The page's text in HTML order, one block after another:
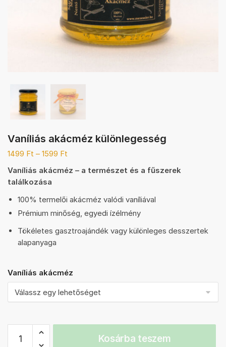
Vaníliás akácméz különlegesség
1499 Ft – 1599 Ft
Vaníliás akácméz – a természet és a fűszerek
találkozása
100% termelői akácméz valódi vaníliával
Prémium minőség, egyedi ízélmény
Tökéletes gasztroajándék vagy különleges desszertek
alapanyaga
Vaníliás akácméz
akácméz
Kosárba teszem